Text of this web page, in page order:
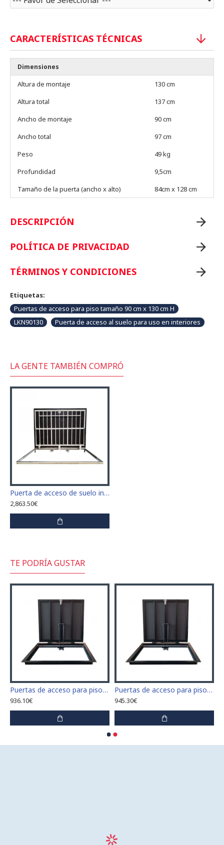
CARACTERÍSTICAS TÉCNICAS
Dimensiones
Altura de montaje
130 cm
Altura total
137 cm
Ancho de montaje
90 cm
Ancho total
97 cm
Peso
49 kg
Profundidad
9,5cm
Tamaño de la puerta (ancho x alto)
84cm x 128 cm
DESCRIPCIÓN
POLÍTICA DE PRIVACIDAD
TÉRMINOS Y CONDICIONES
Etiquetas:
Puertas de acceso para piso tamaño 90 cm x 130 cm H
LKN90130
Puerta de acceso al suelo para uso en interiores
LA GENTE TAMBIÉN COMPRÓ
Puerta de acceso de suelo inoxidable 100 cm x 200 cm "H" para interior y exterior
2,863.50€
TE PODRÍA GUSTAR
Puertas de acceso para piso tamaño 60 cm x 70 cm "H"
936.10€
Puertas de acceso para piso tamaño 60 cm x 80 cm "H"
945.30€